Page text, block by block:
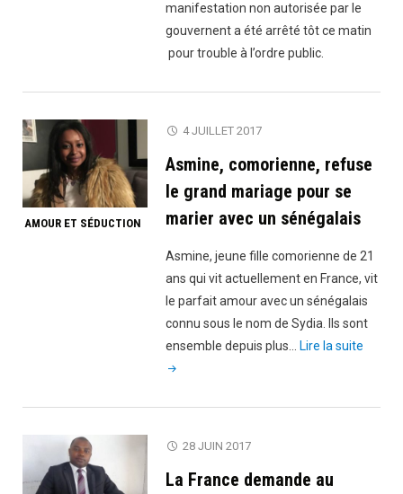
manifestation non autorisée par le
gouvernent a été arrêté tôt ce matin
pour trouble à l’ordre public.
AMOUR ET SÉDUCTION
4 JUILLET 2017
Asmine, comorienne, refuse
le grand mariage pour se
marier avec un sénégalais
Asmine, jeune fille comorienne de 21
ans qui vit actuellement en France, vit
le parfait amour avec un sénégalais
connu sous le nom de Sydia. Ils sont
ensemble depuis plus…
Lire la suite
le
28 JUIN 2017
La France demande au